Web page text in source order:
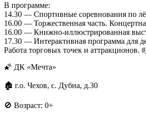
В программе:
14.30 — Спортивные соревнования по
16.00 — Торжественная часть.
16.00 — Книжно-иллюстрированная
17.30 — Интерактивная программа для
Работа торговых точек и аттракционов.
🌠 ДК «Мечта»
🏚 г.о. Чехов, с. Дубна, д.30
🚫 Возраст: 0+